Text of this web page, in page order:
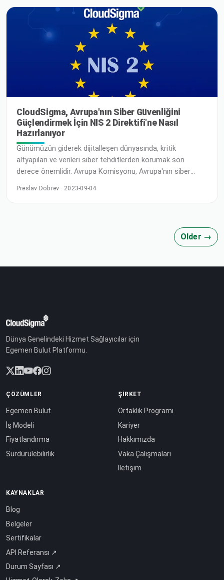
CloudSigma, dünyanın dört bir yanından sektör liderleri,
yenilikçiler ve meraklılarla bağlantı kurmayı sabırsızlıkla
bekliyor. Anthony Limby, Ticari Direktör
CloudSigma, Avrupa'nın Siber Güvenliğini
Güçlendirmek İçin NIS 2 Direktifi'ne Nasıl
Hazırlanıyor
Günümüzün giderek dijitalleşen dünyasında, kritik
altyapıları ve verileri siber tehditlerden korumak son
derece önemlidir. Avrupa Komisyonu, Avrupa'nın siber
güvenlik ortamını güçlendirmek amacıyla, ağ ve bilgi
Preslav Dobrev · 2023-09-04
Older →
Dünya Genelindeki Hizmet Sağlayıcılar için
Egemen Bulut Platformu.
ÇÖZÜMLER
Egemen Bulut
İş Modeli
Fiyatlandırma
Sürdürülebilirlik
ŞIRKET
Ortaklık Programı
Kariyer
Hakkımızda
Vaka Çalışmaları
İletişim
KAYNAKLAR
Blog
Belgeler
Sertifikalar
API Referansı ↗
Durum Sayfası ↗